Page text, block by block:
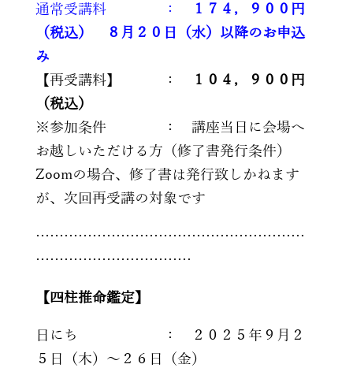
通常受講料 ：
１７４，９００円
（税込） ８月２０日（水）以降のお申込
み
【再受講料】 ：
１０４，９００円
（税込）
※参加条件 ： 講座当日に会場へ
お越しいただける方（修了書発行条件）
Zoomの場合、修了書は発行致しかねます
が、次回再受講の対象です
…………………………………………………
……………………………
【四柱推命鑑定】
日にち ： ２０２５年９月２
５日（木）～２６日（金）